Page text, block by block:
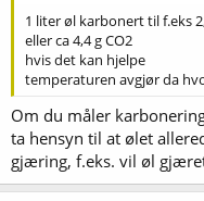
1 liter øl karbonert til f.eks
eller ca 4,4 g CO2
hvis det kan hjelpe
temperaturen avgjør da
Om du måler
ta hensyn til at ølet
gjæring, f.eks. vil øl